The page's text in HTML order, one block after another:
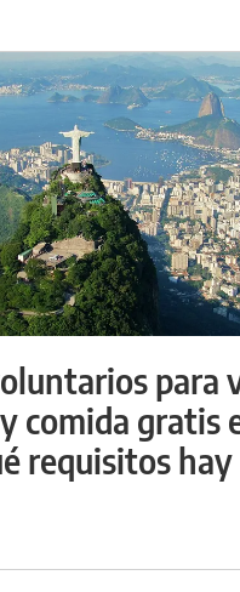
para
comida gratis
requisitos hay